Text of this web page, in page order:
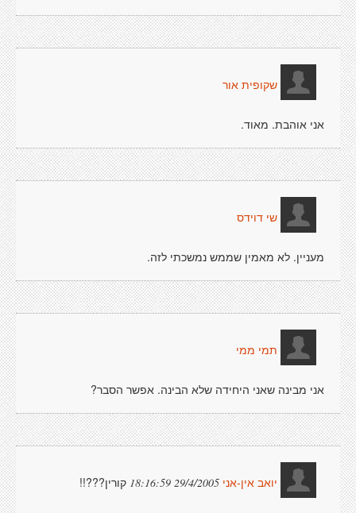
שקופית אור
אני אוהבת. מאוד.
שי דוידס
מעניין. לא מאמין שממש נמשכתי לזה.
תמי ממי
אני מבינה שאני היחידה שלא הבינה. אפשר הסבר?
יואב אין-אני 29/4/2005 18:16:59 קורין???!!